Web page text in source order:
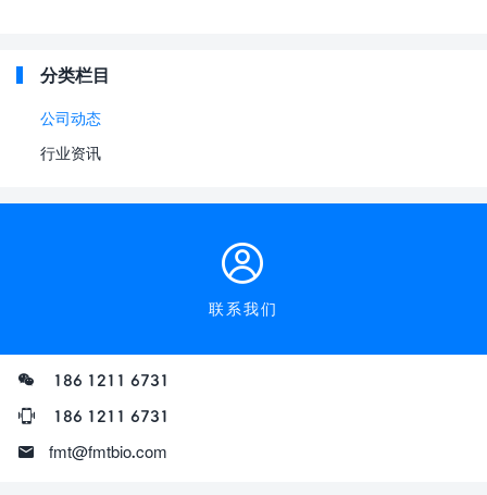
分类栏目
公司动态
行业资讯
联系我们
186 1211 6731
186 1211 6731
fmt@fmtbio.com